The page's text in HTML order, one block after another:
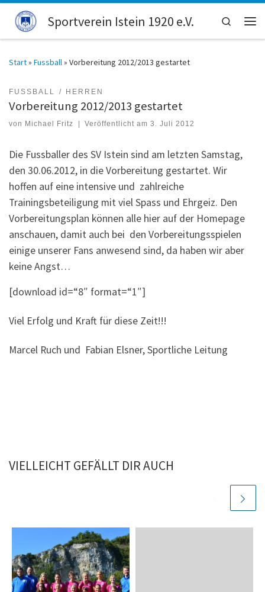
Zum Inhalt springen
Sportverein Istein 1920 e.V.
Search
Start» Fussball» Vorbereitung 2012/2013 gestartet
FUSSBALL HERREN
Vorbereitung 2012/2013 gestartet
von Michael Fritz Veröffentlicht am3. Juli 2012
Die Fussballer des SV Istein sind am letzten Samstag,
den 30.06.2012, in die Vorbereitung gestartet. Wir
hoffen auf eine intensive und zahlreiche
Trainingsbeteiligung mit viel Spass und Ehrgeiz. Den
Vorbereitungsplan können alle hier auf der Homepage
anschauen, damit auch bei den Vorbereitungsspielen
einige unserer Fans anwesend sind, da haben wir aber
keine Angst…
[download id=“8″ format=“1″]
Viel Erfolg und Kraft für diese Zeit!!!
Marcel Ruch und Fabian Elsner, Sportliche Leitung
VIELLEICHT GEFÄLLT DIR AUCH